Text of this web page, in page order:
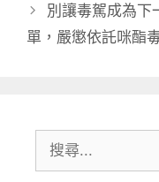
別讓毒駕成為下
單，嚴懲依託咪酯
尋: